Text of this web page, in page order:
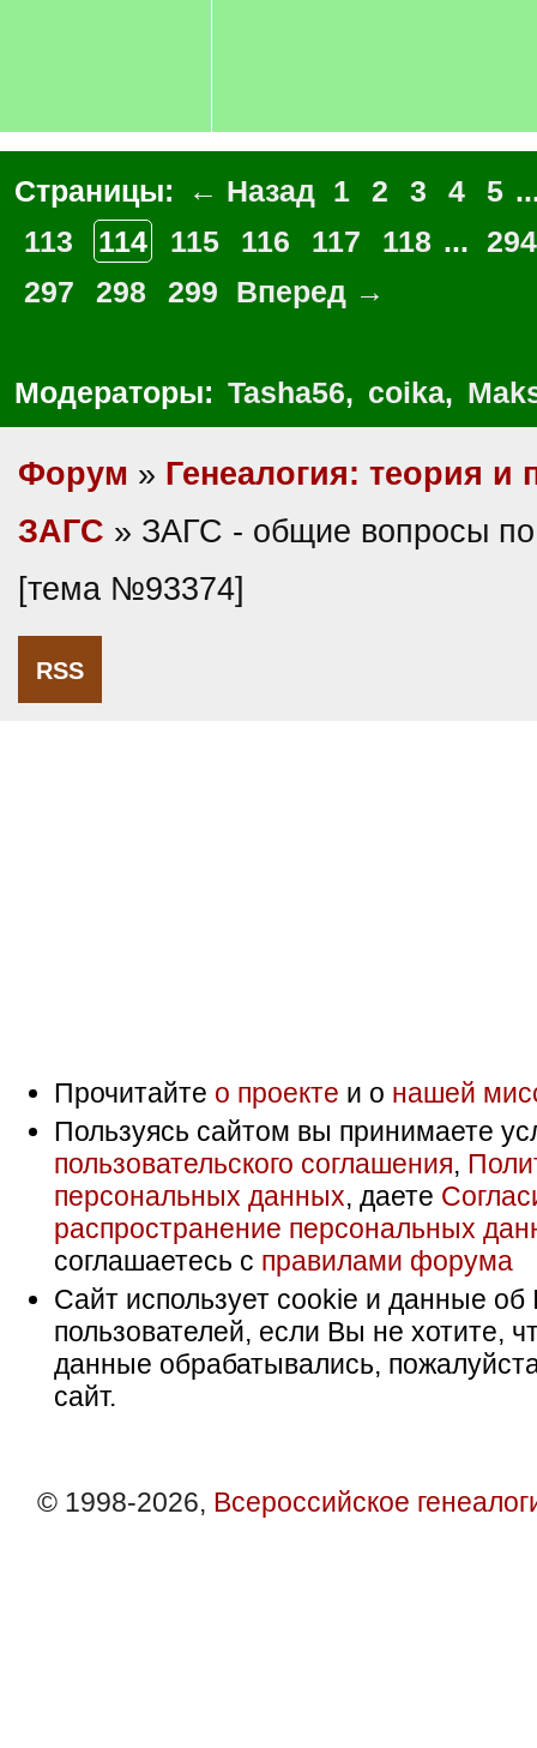
Страницы: ← Назад 1 2 3 4 5
113
114 115 116 117 118 ... 294
297
298 299 Вперед →
Модераторы: Tasha56, coika,
Форум » Генеалогия: теория и
ЗАГС » ЗАГС - общие вопросы по
[тема №93374]
RSS
Прочитайте о проекте и о нашей
Пользуясь сайтом вы принимаете
пользовательского соглашения,
персональных данных, даете
распространение персональных
соглашаетесь с правилами форума
Сайт использует cookie и данные об
пользователей, если Вы не хотите,
данные обрабатывались,
сайт.
© 1998-2026, Всероссийское